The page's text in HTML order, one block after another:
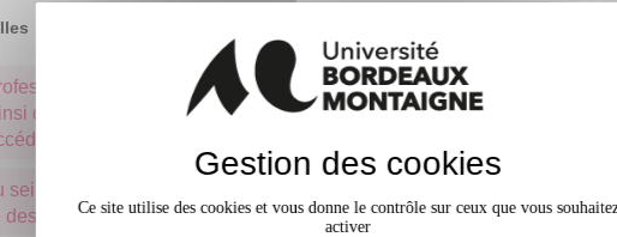
potentiellement en relation
que les parcours possibles pour y
d'une organisation pour s’adapter
des initiatives
Gestion des cookies
Ce site utilise des cookies et vous donne le contrôle sur ceux que vous
activer